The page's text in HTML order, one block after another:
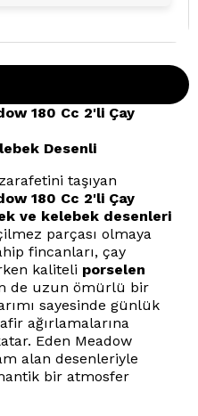
180 Cc 2'li Çay
Desenli
taşıyan
180 Cc 2'li Çay
ve kelebek desenleri
parçası olmaya
fincanları, çay
kaliteli porselen
de uzun ömürlü bir
sayesinde günlük
ağırlamalarına
Eden Meadow
alan desenleriyle
bir atmosfer